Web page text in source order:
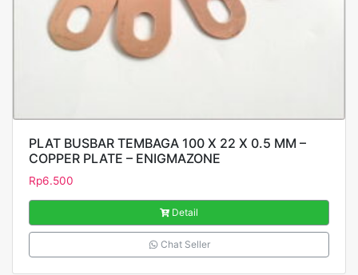
PLAT BUSBAR TEMBAGA 100 X 22 X 0.5 MM –
COPPER PLATE – ENIGMAZONE
Rp6.500
Detail
Chat Seller